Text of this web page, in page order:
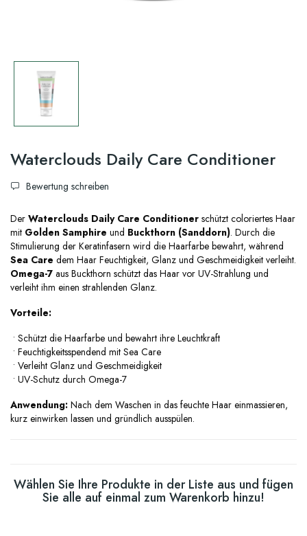
Waterclouds Daily Care Conditioner
Bewertung schreiben
Der Waterclouds Daily Care Conditioner schützt coloriertes Haar
mit Golden Samphire und Buckthorn (Sanddorn). Durch die
Stimulierung der Keratinfasern wird die Haarfarbe bewahrt, während
Sea Care dem Haar Feuchtigkeit, Glanz und Geschmeidigkeit verleiht.
Omega-7 aus Buckthorn schützt das Haar vor UV-Strahlung und
verleiht ihm einen strahlenden Glanz.
Vorteile:
• Schützt die Haarfarbe und bewahrt ihre Leuchtkraft
• Feuchtigkeitsspendend mit Sea Care
• Verleiht Glanz und Geschmeidigkeit
• UV-Schutz durch Omega-7
Anwendung: Nach dem Waschen in das feuchte Haar einmassieren,
kurz einwirken lassen und gründlich ausspülen.
Wählen Sie Ihre Produkte in der Liste aus und fügen
Sie alle auf einmal zum Warenkorb hinzu!